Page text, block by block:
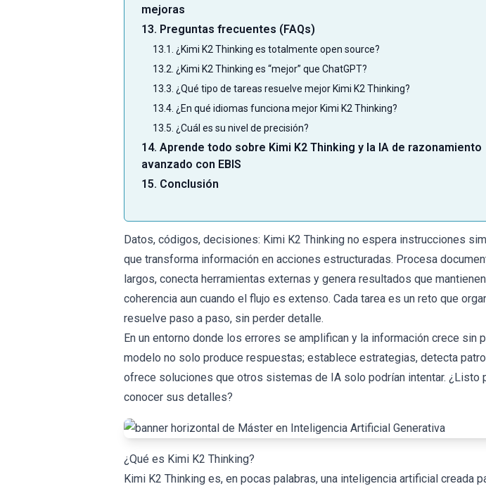
mejoras
13. Preguntas frecuentes (FAQs)
13.1. ¿Kimi K2 Thinking es totalmente open source?
13.2. ¿Kimi K2 Thinking es “mejor” que ChatGPT?
13.3. ¿Qué tipo de tareas resuelve mejor Kimi K2 Thinking?
13.4. ¿En qué idiomas funciona mejor Kimi K2 Thinking?
13.5. ¿Cuál es su nivel de precisión?
14. Aprende todo sobre Kimi K2 Thinking y la IA de razonamiento
avanzado con EBIS
15. Conclusión
Datos, códigos, decisiones: Kimi K2 Thinking no espera instrucciones
que transforma información en acciones estructuradas. Procesa
largos, conecta herramientas externas y genera resultados que mantienen
coherencia aun cuando el flujo es extenso. Cada tarea es un reto que
resuelve paso a paso, sin perder detalle.
En un entorno donde los errores se amplifican y la información crece sin
modelo no solo produce respuestas; establece estrategias, detecta
ofrece soluciones que otros sistemas de IA solo podrían intentar. ¿Listo
conocer sus detalles?
¿Qué es Kimi K2 Thinking?
Kimi K2 Thinking es, en pocas palabras, una inteligencia artificial creada